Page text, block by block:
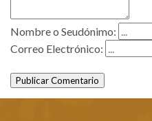
Nombre o Seudónimo:
Correo Electrónico:
Publicar Comentario